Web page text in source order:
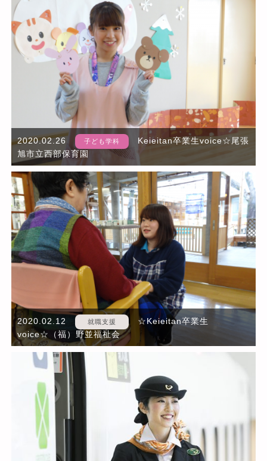
2020.02.26 子ども学科
Keieitan卒業生voice☆尾張
旭市立西部保育園
2020.02.12 就職支援
☆Keieitan卒業生
voice☆（福）野並福祉会